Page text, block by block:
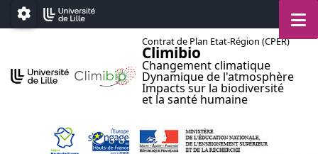
Accéder au menu principal
Accéder au contenu
Paramétrage
Contrat de Plan Etat-Région (CPER)
Climibio
Changement climatique
Dynamique de l'atmosphère
Impacts sur la biodiversité
et la santé humaine